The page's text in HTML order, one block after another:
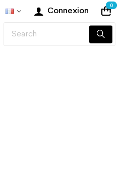
Connexion
0